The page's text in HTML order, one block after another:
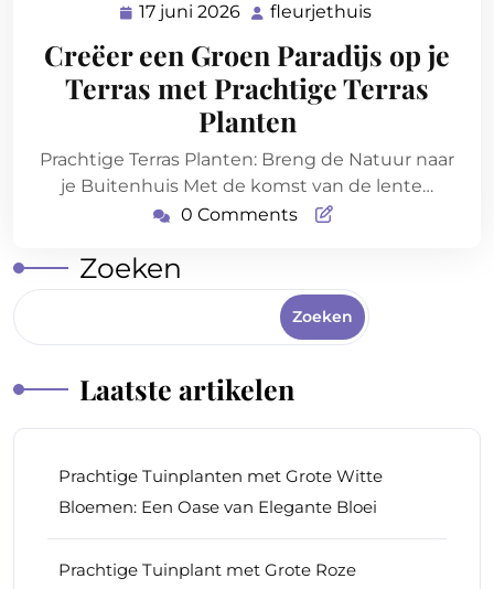
17 juni 2026 17
2026
fleurjethuis
Creëer een Groen Paradijs op je
Terras met Prachtige Terras
Planten
Prachtige Terras Planten: Breng de Natuur naar
je Buitenhuis Met de komst van de lente…
0 Comments
Zoeken
Zoeken
Laatste artikelen
Prachtige Tuinplanten met Grote Witte
Bloemen: Een Oase van Elegante Bloei
Prachtige Tuinplant met Grote Roze